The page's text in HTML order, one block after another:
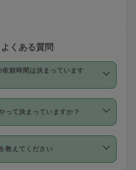
よくある質問
依頼時間は決まっています
き3時間固定です。3時間を
たい場合は、延長機能をご
。機能をご利用いただくに
することが必要です。な
下回っても、値引き等はござ
って決まっていますか？
帯の中からタスカジさん自
んで設定しています。
の価格設定には最初は制限
教えてください